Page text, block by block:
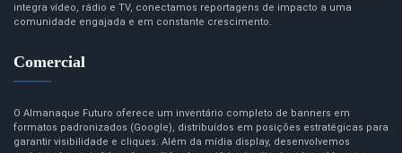
integra vídeo, rádio e TV, conectamos reportagens de impacto a uma
comunidade engajada e em constante crescimento.
Comercial
O Almanaque Futuro oferece um inventário completo de banners em
formatos padronizados (Google), distribuídos em posições estratégicas para
garantir visibilidade e cliques. Além da mídia display, desenvolvemos